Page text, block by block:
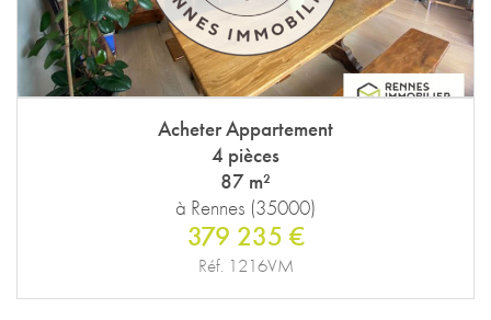
Acheter Appartement
4 pièces
87 m²
à Rennes (35000)
379 235 €
Réf. 1216VM